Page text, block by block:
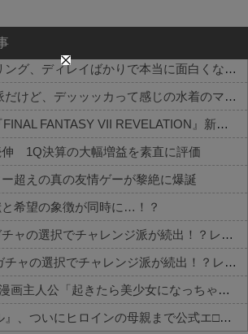
気へ変わる
【悲報】 エルデンリング、ディレイばかりで本当に面白くないこのゲーム←賛同の声が多数…
【ガークリ】 正統派だけど、デッッッカって感じの水着のマネ、ラファエ口、セッシュウへの反応！！！
2027年春発売予定『FINAL FANTASY VII REVELATION』新映像が「gamescom Opening Night Live」で公開！8/26 午前3時配信予定
伸 1Q決算の大幅増益を素直に評価
ー超えの真の友情ゲーが黎絶に爆誕
と希望の象徴が同時に…！？
【必見】モンストガチャの選択でチャレンジ派が続出！？レギュラーとの違いがコチラ
【必見】 モンストガチャの選択でチャレンジ派が続出！？レギュラーとの違いがコチラ
【エ□漫画】 TSエ□漫画主人公「起きたら美少女になっちゃった！？」ワイ「おお」
【画像】 『俺ガイル』、ついにヒロインの母親まで公式エ□グッズが出てしまう